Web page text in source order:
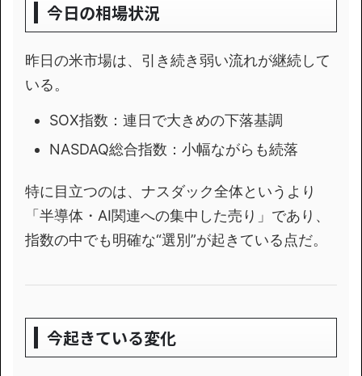
今日の相場状況
昨日の米市場は、引き続き弱い流れが継続して
いる。
SOX指数 ：連日で大きめの下落基調
NASDAQ総合指数 ：小幅ながらも続落
特に目立つのは、ナスダック全体というより
「半導体・AI関連への集中した売り」であり、
指数の中でも明確な“選別”が起きている点だ。
今起きている変化